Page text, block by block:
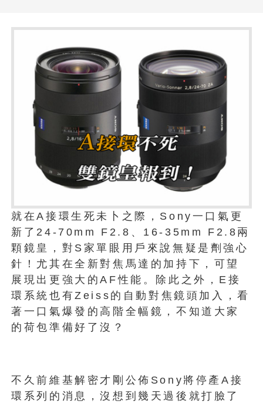
就在A接環生死未卜之際，Sony一口氣更
新了24-70mm F2.8、16-35mm F2.8兩
顆鏡皇，對S家單眼用戶來說無疑是劑強心
針！尤其在全新對焦馬達的加持下，可望
展現出更強大的AF性能。除此之外，E接
環系統也有Zeiss的自動對焦鏡頭加入，看
著一口氣爆發的高階全幅鏡，不知道大家
的荷包準備好了沒？
不久前維基解密才剛公佈Sony將停產A接
環系列的消息，沒想到幾天過後就打臉了